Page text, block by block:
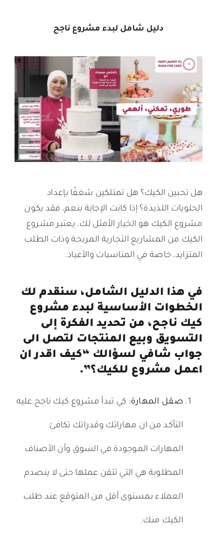
دليل شامل لبدء مشروع ناجح
هل تحبين الكيك؟ هل تمتلكين شغفًا بإعداد
الحلويات اللذيذة؟ إذا كانت الإجابة بنعم، فقد يكون
مشروع الكيك هو الخيار الأمثل لك. يعتبر مشروع
الكيك من المشاريع التجارية المربحة وذات الطلب
المتزايد، خاصة في المناسبات والأعياد.
في هذا الدليل الشامل، سنقدم لك
الخطوات الأساسية لبدء مشروع
كيك ناجح، من تحديد الفكرة إلى
التسويق وبيع المنتجات لتصل الى
جواب شافي لسؤالك “كيف اقدر ان
اعمل مشروع للكيك؟”.
صقل المهارة: كي تبدأ مشروع كيك ناجح عليه
التأكد من ان مهاراتك وقدراتك تكافئ
المهارات الموجودة في السوق وأن الأصناف
المطلوبة هي التي تتقن عملها حتى لا ينصدم
العملاء بمستوى أقل من المتوقع عند طلب
الكيك منك.